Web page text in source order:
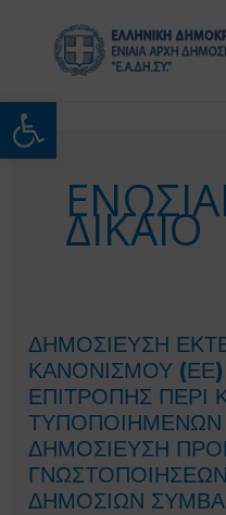
Ανοίξτε τη
περιεχόμενο
ΔΙΚΑΙΟ
ΔΗΜΟΣΙΕΥΣΗ
ΚΑΝΟΝΙΣΜΟΥ
ΕΠΙΤΡΟΠΗΣ ΠΕΡΙ
ΤΥΠΟΠΟΙΗΜΕΝΩΝ
ΔΗΜΟΣΙΕΥΣΗ
ΔΗΜΟΣΙΩΝ